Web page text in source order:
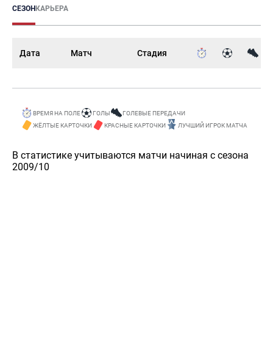
СЕЗОНКАРЬЕРА
Дата Матч Стадия
ВРЕМЯ НА ПОЛЕ ГОЛЫ
ГОЛЕВЫЕ ПЕРЕДАЧИ
ЖЁЛТЫЕ КАРТОЧКИ
КРАСНЫЕ КАРТОЧКИ ЛУЧШИЙ ИГРОК МАТЧА
В статистике учитываются матчи начиная с сезона
2009/10